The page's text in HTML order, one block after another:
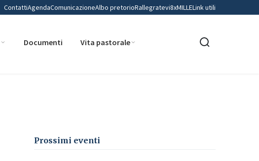
ContattiAgendaComunicazioneAlbo pretorioRallegratevi8xMILLELink utili
Documenti Vita pastorale
Prossimi eventi